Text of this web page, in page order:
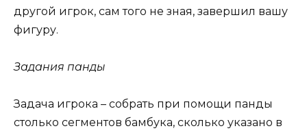
другой игрок, сам того не зная, завершил вашу
фигуру.
Задания панды
Задача игрока – собрать при помощи панды
столько сегментов бамбука, сколько указано в